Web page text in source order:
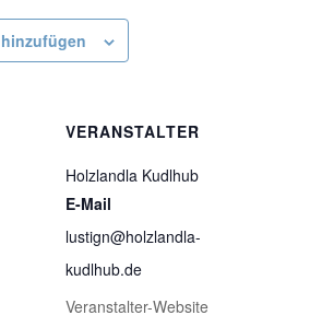
VERANSTALTER
Holzlandla Kudlhub
E-Mail
lustign@holzlandla-
kudlhub.de
Veranstalter-Website